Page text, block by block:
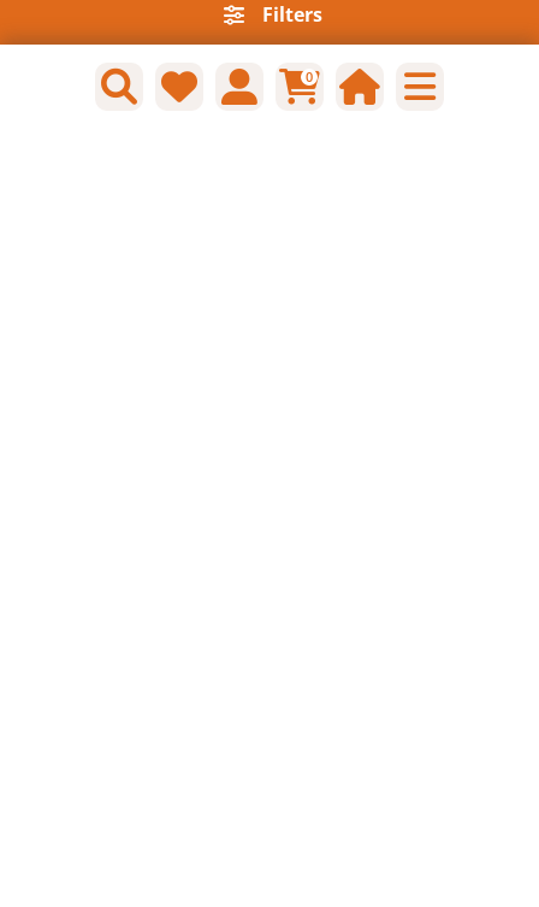
0
Filters
Artikelnummer: 1721273
Voorraad: 1 Op voorraad
Gtin: 3439510354605
€ 67,19 incl. BTW